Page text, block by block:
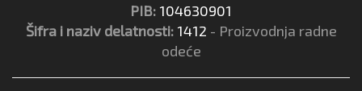
PIB: 104630901
Šifra i naziv delatnosti: 1412 - Proizvodnja radne
odeće